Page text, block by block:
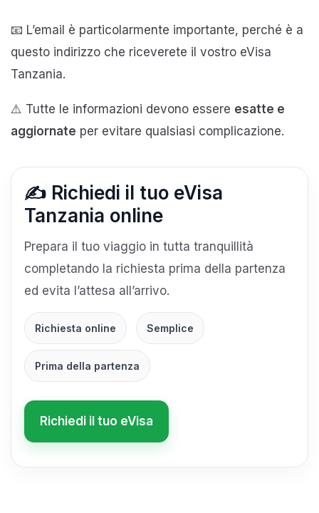
📧 L’email è particolarmente importante, perché è a
questo indirizzo che riceverete il vostro eVisa
Tanzania.
⚠️ Tutte le informazioni devono essere esatte e
aggiornate per evitare qualsiasi complicazione.
✍️ Richiedi il tuo eVisa
Tanzania online
Prepara il tuo viaggio in tutta tranquillità
completando la richiesta prima della partenza
ed evita l’attesa all’arrivo.
Richiesta online Semplice
Prima della partenza
Richiedi il tuo eVisa